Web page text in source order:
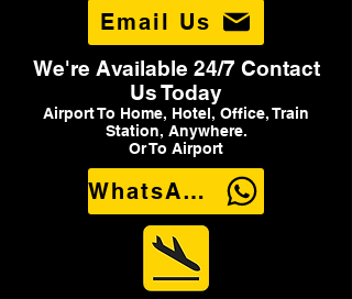
Email Us
We're Available 24/7 Contact
Us Today
Airport To Home, Hotel, Office, Train
Station, Anywhere.
Or To Airport
WhatsApp Us